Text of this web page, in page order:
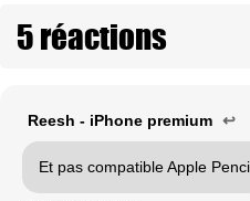
5 réactions
Reesh - iPhone premium ↩
Et pas compatible Apple